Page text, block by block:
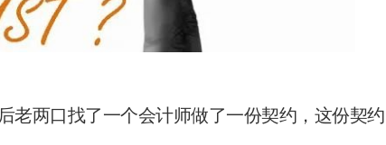
老两口找了一个会计师做了一份契约，这份契约